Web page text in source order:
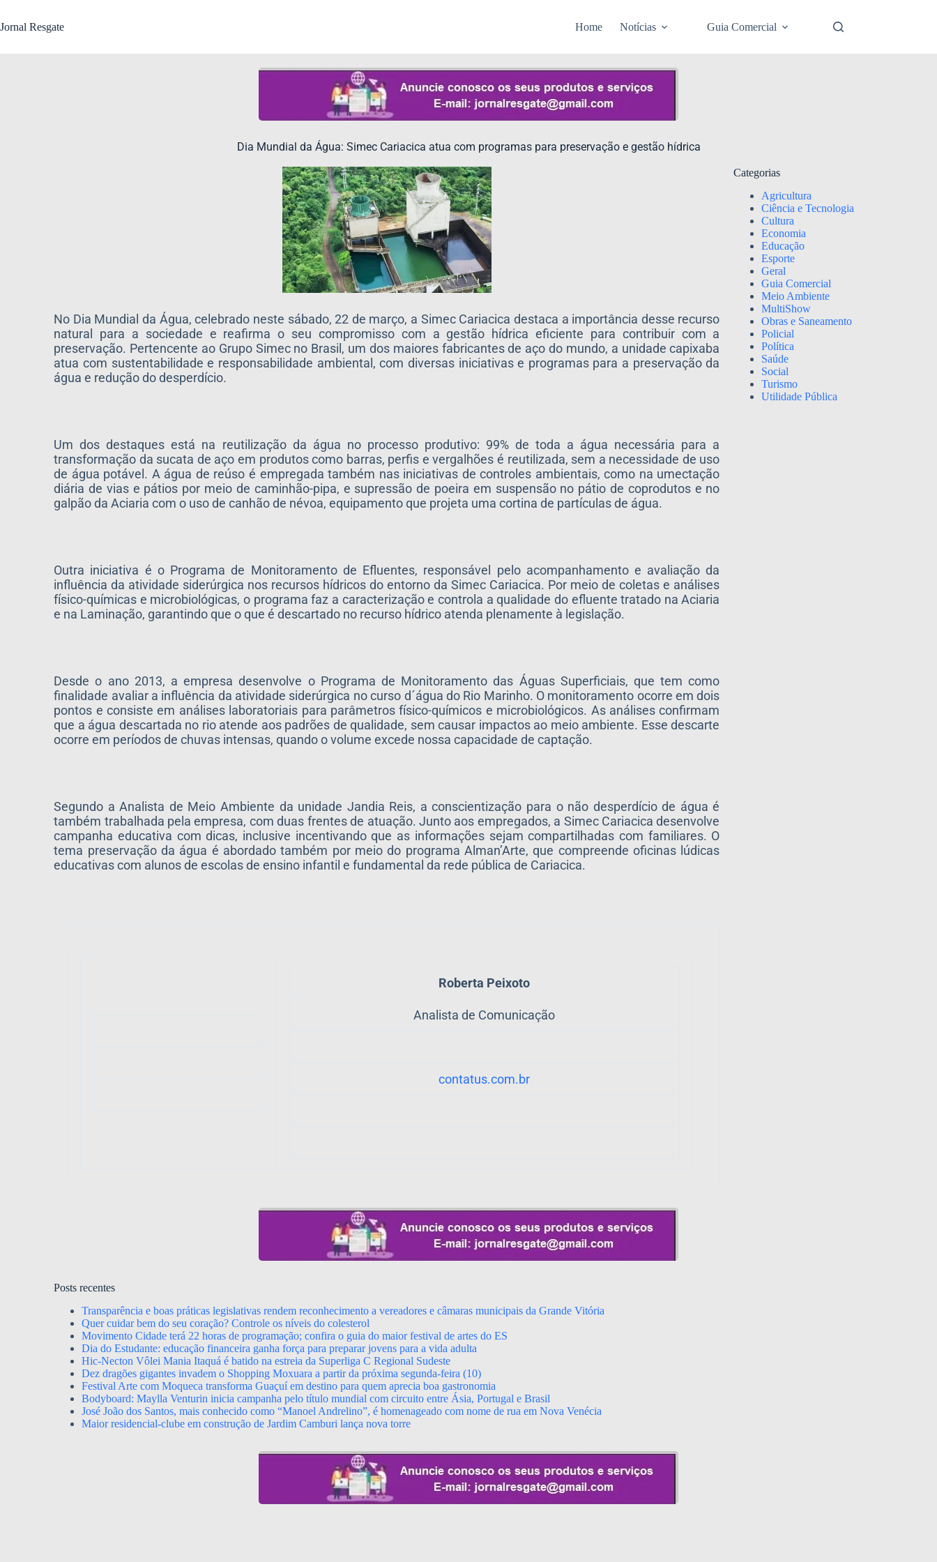
Jornal Resgate Home Notícias Guia Comercial
Dia Mundial da Água: Simec Cariacica atua com programas para preservação e gestão hídrica
No Dia Mundial da Água, celebrado neste sábado, 22 de março, a Simec Cariacica destaca a importância desse recurso
natural para a sociedade e reafirma o seu compromisso com a gestão hídrica eficiente para contribuir com a
preservação. Pertencente ao Grupo Simec no Brasil, um dos maiores fabricantes de aço do mundo, a unidade capixaba
atua com sustentabilidade e responsabilidade ambiental, com diversas iniciativas e programas para a preservação da
água e redução do desperdício.
Um dos destaques está na reutilização da água no processo produtivo: 99% de toda a água necessária para a
transformação da sucata de aço em produtos como barras, perfis e vergalhões é reutilizada, sem a necessidade de uso
de água potável. A água de reúso é empregada também nas iniciativas de controles ambientais, como na umectação
diária de vias e pátios por meio de caminhão-pipa, e supressão de poeira em suspensão no pátio de coprodutos e no
galpão da Aciaria com o uso de canhão de névoa, equipamento que projeta uma cortina de partículas de água.
Outra iniciativa é o Programa de Monitoramento de Efluentes, responsável pelo acompanhamento e avaliação da
influência da atividade siderúrgica nos recursos hídricos do entorno da Simec Cariacica. Por meio de coletas e análises
físico-químicas e microbiológicas, o programa faz a caracterização e controla a qualidade do efluente tratado na Aciaria
e na Laminação, garantindo que o que é descartado no recurso hídrico atenda plenamente à legislação.
Desde o ano 2013, a empresa desenvolve o Programa de Monitoramento das Águas Superficiais, que tem como
finalidade avaliar a influência da atividade siderúrgica no curso d´água do Rio Marinho. O monitoramento ocorre em dois
pontos e consiste em análises laboratoriais para parâmetros físico-químicos e microbiológicos. As análises confirmam
que a água descartada no rio atende aos padrões de qualidade, sem causar impactos ao meio ambiente. Esse descarte
ocorre em períodos de chuvas intensas, quando o volume excede nossa capacidade de captação.
Segundo a Analista de Meio Ambiente da unidade Jandia Reis, a conscientização para o não desperdício de água é
também trabalhada pela empresa, com duas frentes de atuação. Junto aos empregados, a Simec Cariacica desenvolve
campanha educativa com dicas, inclusive incentivando que as informações sejam compartilhadas com familiares. O
tema preservação da água é abordado também por meio do programa Alman’Arte, que compreende oficinas lúdicas
educativas com alunos de escolas de ensino infantil e fundamental da rede pública de Cariacica.
Roberta Peixoto
Analista de Comunicação
contatus.com.br
Categorias
Agricultura
Ciência e Tecnologia
Cultura
Economia
Educação
Esporte
Geral
Guia Comercial
Meio Ambiente
MultiShow
Obras e Saneamento
Policial
Política
Saúde
Social
Turismo
Utilidade Pública
Posts recentes
Transparência e boas práticas legislativas rendem reconhecimento a vereadores e câmaras municipais da Grande Vitória
Quer cuidar bem do seu coração? Controle os níveis do colesterol
Movimento Cidade terá 22 horas de programação; confira o guia do maior festival de artes do ES
Dia do Estudante: educação financeira ganha força para preparar jovens para a vida adulta
Hic-Necton Vôlei Mania Itaquá é batido na estreia da Superliga C Regional Sudeste
Dez dragões gigantes invadem o Shopping Moxuara a partir da próxima segunda-feira (10)
Festival Arte com Moqueca transforma Guaçuí em destino para quem aprecia boa gastronomia
Bodyboard: Maylla Venturin inicia campanha pelo título mundial com circuito entre Ásia, Portugal e Brasil
José João dos Santos, mais conhecido como “Manoel Andrelino”, é homenageado com nome de rua em Nova Venécia
Maior residencial-clube em construção de Jardim Camburi lança nova torre